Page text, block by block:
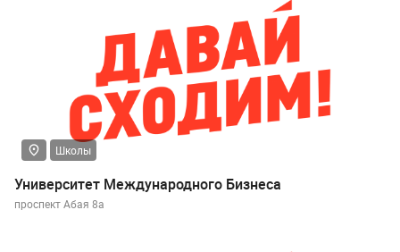
Школы
Университет Международного Бизнеса
проспект Абая 8а